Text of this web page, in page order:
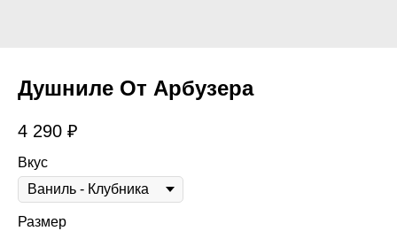
Душниле От Арбузера
4 290 ₽
Вкус
Размер